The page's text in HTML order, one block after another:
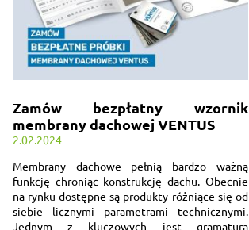
Zamów bezpłatny wzornik
membrany dachowej VENTUS
2.02.2024
Membrany dachowe pełnią bardzo ważną
funkcję chroniąc konstrukcję dachu. Obecnie
na rynku dostępne są produkty różniące się od
siebie licznymi parametrami technicznymi.
Jednym z kluczowych jest gramatura